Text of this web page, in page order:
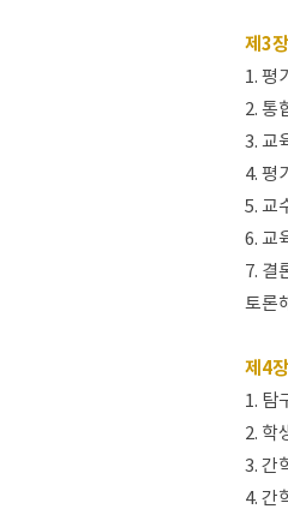
제3
1. 평
2. 통
3. 교
4. 평
5. 교
6. 교
7. 결
토론
제4
1. 탐
2. 학
3. 간
4. 간